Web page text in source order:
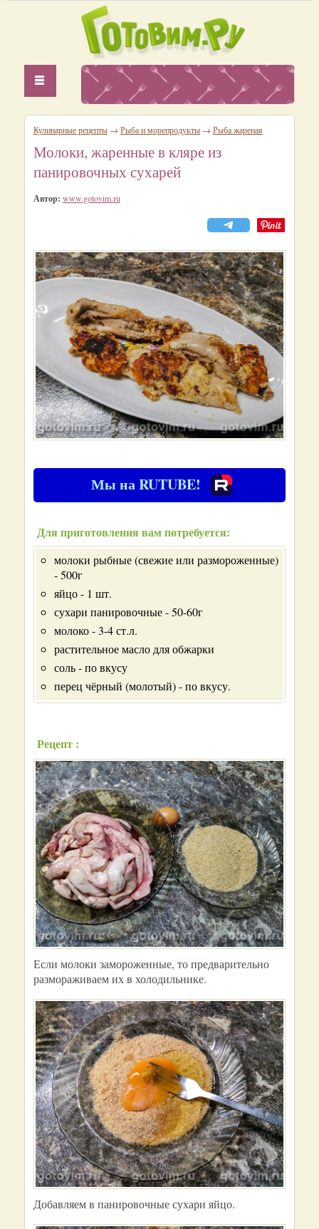
Кулинарные рецепты → Рыба и морепродукты → Рыба жареная
Молоки, жаренные в кляре из
панировочных сухарей
Автор: www.gotovim.ru
Мы на RUTUBE!
Для приготовления вам потребуется:
молоки рыбные (свежие или размороженные)
- 500г
яйцо - 1 шт.
сухари панировочные - 50-60г
молоко - 3-4 ст.л.
растительное масло для обжарки
соль - по вкусу
перец чёрный (молотый) - по вкусу.
Рецепт :
Если молоки замороженные, то предварительно
размораживаем их в холодильнике.
Добавляем в панировочные сухари яйцо.